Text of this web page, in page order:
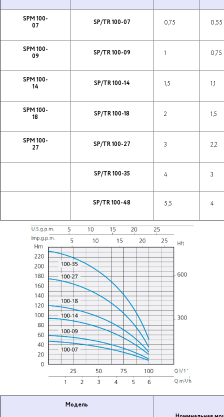
SPM 100-
07
SP/TR 100-07 0,75 0,55
SPM 100-
09
SP/TR 100-09 1 0,75
SPM 100-
14
SP/TR 100-14 1,5 1,1
SPM 100-
18
SP/TR 100-18 2 1,5
SPM 100-
27
SP/TR 100-27 3 2,2
SP/TR 100-35 4 3
SP/TR 100-48 5,5 4
Модель